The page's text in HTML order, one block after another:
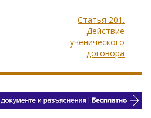
Статья 201.
Действие
ученического
договора